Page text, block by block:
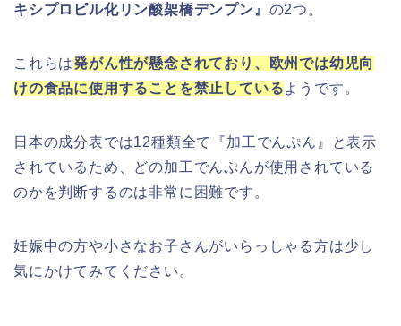
キシプロピル化リン酸架橋デンプン』 の2つ。
これらは発がん性が懸念されており、欧州では幼児向
けの食品に使用することを禁止しているようです。
日本の成分表では12種類全て『加工でんぷん』と表示
されているため、どの加工でんぷんが使用されている
のかを判断するのは非常に困難です。
妊娠中の方や小さなお子さんがいらっしゃる方は少し
気にかけてみてください。